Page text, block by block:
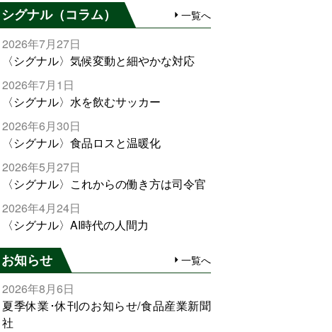
シグナル（コラム） 一覧へ
2026年7月27日
〈シグナル〉気候変動と細やかな対応
2026年7月1日
〈シグナル〉水を飲むサッカー
2026年6月30日
〈シグナル〉食品ロスと温暖化
2026年5月27日
〈シグナル〉これからの働き方は司令官
2026年4月24日
〈シグナル〉AI時代の人間力
お知らせ 一覧へ
2026年8月6日
夏季休業･休刊のお知らせ/食品産業新聞
社